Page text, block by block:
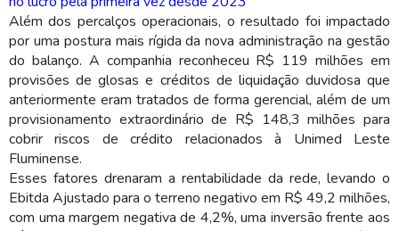
Além dos percalços operacionais, o resultado foi impactado
por uma postura mais rígida da nova administração na gestão
do balanço. A companhia reconheceu R$ 119 milhões em
provisões de glosas e créditos de liquidação duvidosa que
anteriormente eram tratados de forma gerencial, além de um
provisionamento extraordinário de R$ 148,3 milhões para
cobrir riscos de crédito relacionados à Unimed Leste
Fluminense.
Esses fatores drenaram a rentabilidade da rede, levando o
Ebitda Ajustado para o terreno negativo em R$ 49,2 milhões,
com uma margem negativa de 4,2%, uma inversão frente aos